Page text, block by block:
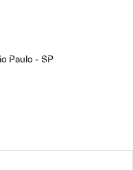
Paulo - SP